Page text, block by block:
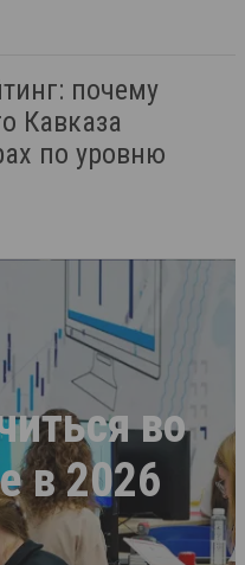
почему
Кавказа
по уровню
во
в 2026